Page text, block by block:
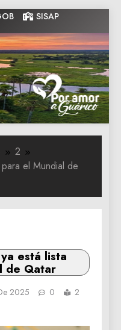
SISAP
Guarico
de Guarico
2
el Mundial de
está lista
de Qatar
2025 0
2